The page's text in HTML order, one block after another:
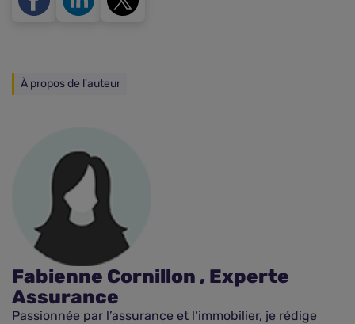
À propos de l'auteur
Fabienne Cornillon , Experte
Assurance
Passionnée par l’assurance et l’immobilier, je rédige